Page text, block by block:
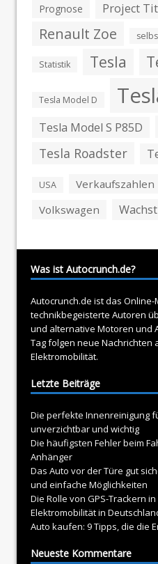
Prognose Project
Renault Zoe
Statistik Tesla
Tesla Model D
Tesla Model S P85D
Tesla Roadster
USA Verkaufszahlen
Volkswagen
Was ist Autocrunch.de?
Autocrunch.de ist das
technikbegeisterte Autoren
und alternative Motoren und
Tag folgen neue Nachrichten
Elektromobilität.
Letzte Beiträge
Die perfekte Innenreinigung
unverzichtbar und wichtig
Die häufigsten Fehler beim
Anhänger
Das Auto vor der Türe gut
und einfache Möglichkeiten
Die Rolle von GPS-Trackern
Elektromobilität in
Auto kaufen: 9 Tipps, die die
Neueste Kommentare